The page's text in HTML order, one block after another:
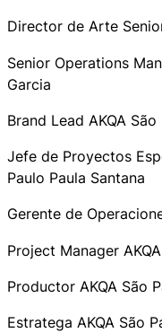
Director de Arte
Senior Operations
Garcia
Brand Lead AKQA
Jefe de Proyectos
Paulo Paula Santana
Gerente de
Project Manager
Productor AKQA São
Estratega AKQA São